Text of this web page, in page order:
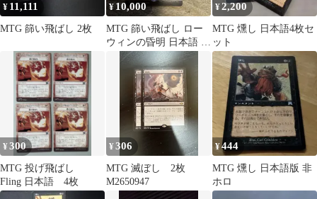
¥ 11,111
MTG 篩い飛ばし 2枚
¥ 10,000
MTG 篩い飛ばし ロー
ウィンの昏明 日本語 フ
ラクチャー Foil ECL
¥2,200
MTG 燻し 日本語4枚セ
ット
¥300
MTG 投げ飛ばし
Fling 日本語 4枚
¥306
MTG 滅ぼし 2枚
M2650947
¥444
MTG 燻し 日本語版 非
ホロ